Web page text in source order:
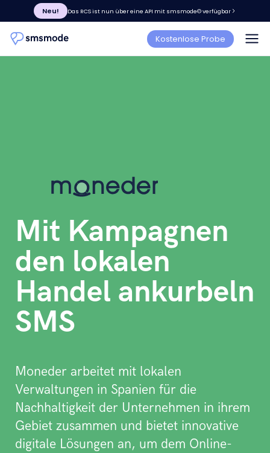
Neu! Das RCS ist nun über eine API mit smsmode© verfügbar
Kostenlose Probe
Mit Kampagnen
den lokalen
Handel ankurbeln
SMS
Moneder arbeitet mit lokalen
Verwaltungen in Spanien für die
Nachhaltigkeit der Unternehmen in ihrem
Gebiet zusammen und bietet innovative
digitale Lösungen an, um dem Online-